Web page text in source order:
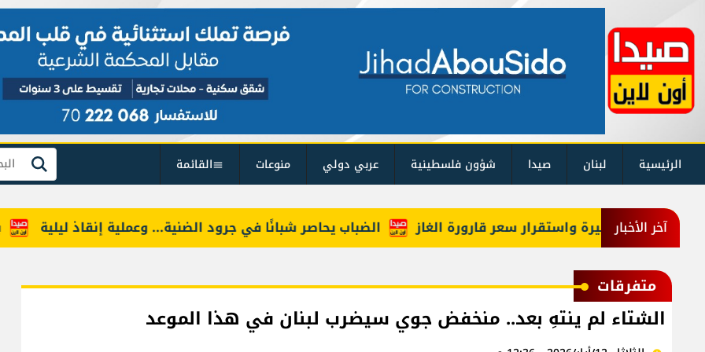
الرئيسية لبنان صيدا شؤون فلسطينية عربي دولي منوعات القائمة بحث
آخر الأخبار بين الضباب يحاصر شبانًا في جرود الضنية... وعملية إنقاذ ليلية
متفرقات
الشتاء لم ينتهِ بعد.. منخفض جوي سيضرب لبنان في هذا الموعد